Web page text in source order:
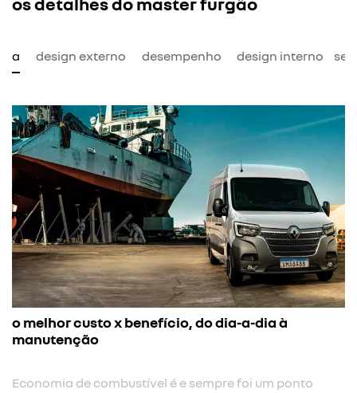
design externo desempenho design interno
o melhor custo x benefício, do dia-a-dia à
manutenção
Economia de combustível é e sempre foi um ponto